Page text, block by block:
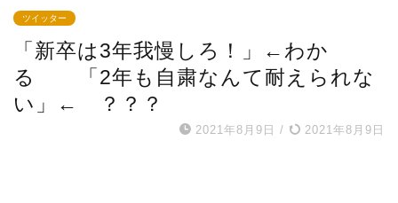
ツイッター
「新卒は3年我慢しろ！」←わか
る 「2年も自粛なんて耐えられな
い」← ？？？
2021年8月9日 / 2021年8月9日